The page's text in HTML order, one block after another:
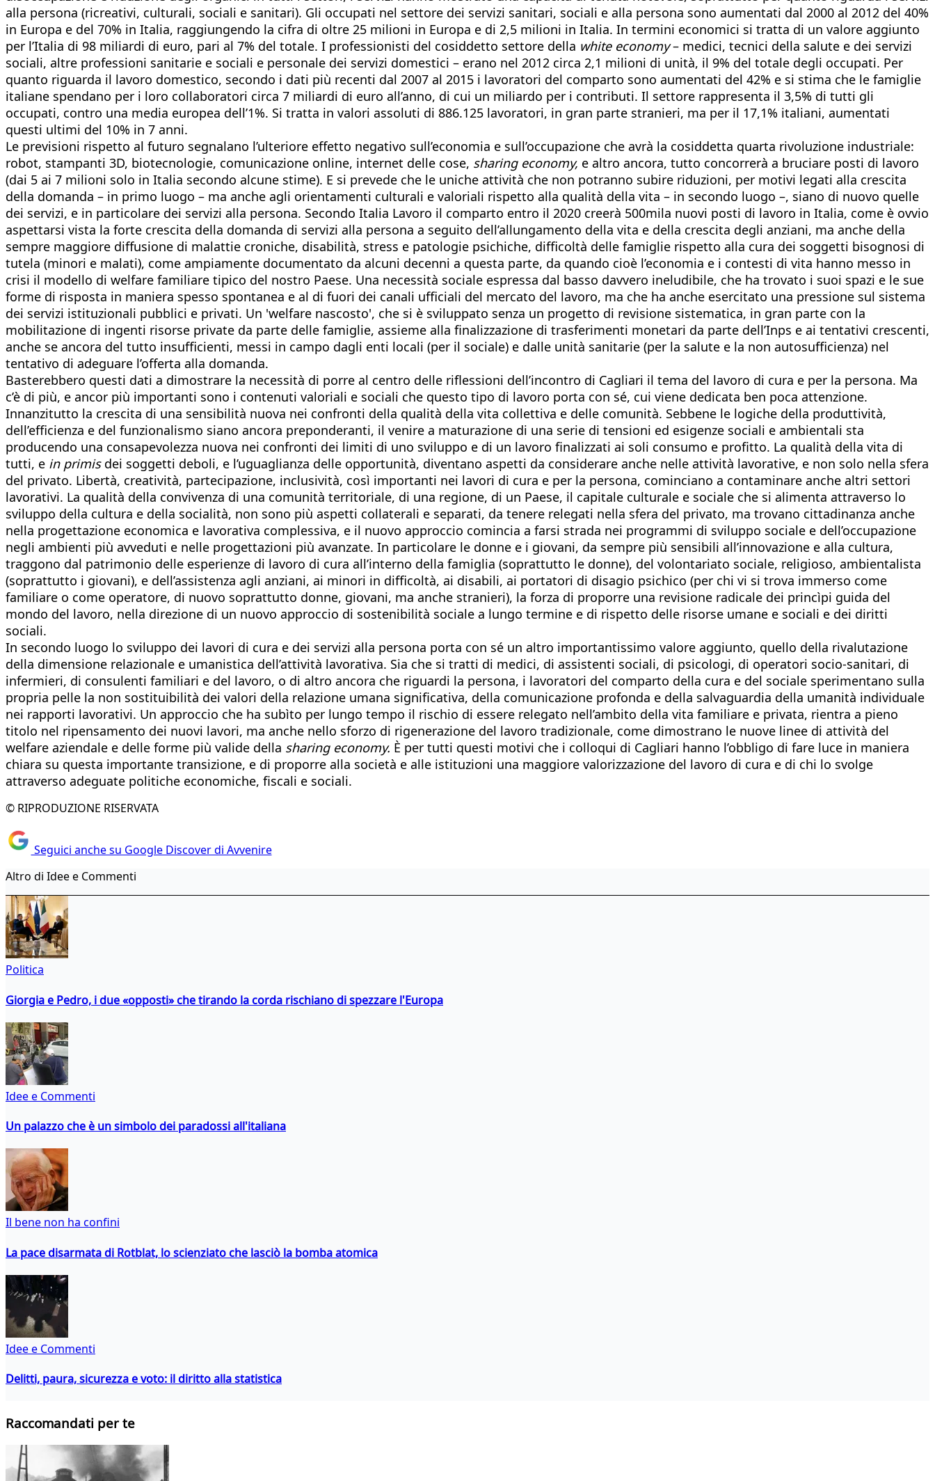
alla persona (ricreativi, culturali, sociali e sanitari). Gli occupati nel settore dei servizi sanitari, sociali e alla persona sono aumentati dal 2000 al 2012 del 40%
in Europa e del 70% in Italia, raggiungendo la cifra di oltre 25 milioni in Europa e di 2,5 milioni in Italia. In termini economici si tratta di un valore aggiunto
per l’Italia di 98 miliardi di euro, pari al 7% del totale. I professionisti del cosiddetto settore della white economy– medici, tecnici della salute e dei servizi
sociali, altre professioni sanitarie e sociali e personale dei servizi domestici – erano nel 2012 circa 2,1 milioni di unità, il 9% del totale degli occupati. Per
quanto riguarda il lavoro domestico, secondo i dati più recenti dal 2007 al 2015 i lavoratori del comparto sono aumentati del 42% e si stima che le famiglie
italiane spendano per i loro collaboratori circa 7 miliardi di euro all’anno, di cui un miliardo per i contributi. Il settore rappresenta il 3,5% di tutti gli
occupati, contro una media europea dell’1%. Si tratta in valori assoluti di 886.125 lavoratori, in gran parte stranieri, ma per il 17,1% italiani, aumentati
questi ultimi del 10% in 7 anni.
Le previsioni rispetto al futuro segnalano l’ulteriore effetto negativo sull’economia e sull’occupazione che avrà la cosiddetta quarta rivoluzione industriale:
robot, stampanti 3D, biotecnologie, comunicazione online, internet delle cose, sharing economy, e altro ancora, tutto concorrerà a bruciare posti di lavoro
(dai 5 ai 7 milioni solo in Italia secondo alcune stime). E si prevede che le uniche attività che non potranno subire riduzioni, per motivi legati alla crescita
della domanda – in primo luogo – ma anche agli orientamenti culturali e valoriali rispetto alla qualità della vita – in secondo luogo –, siano di nuovo quelle
dei servizi, e in particolare dei servizi alla persona. Secondo Italia Lavoro il comparto entro il 2020 creerà 500mila nuovi posti di lavoro in Italia, come è ovvio
aspettarsi vista la forte crescita della domanda di servizi alla persona a seguito dell’allungamento della vita e della crescita degli anziani, ma anche della
sempre maggiore diffusione di malattie croniche, disabilità, stress e patologie psichiche, difficoltà delle famiglie rispetto alla cura dei soggetti bisognosi di
tutela (minori e malati), come ampiamente documentato da alcuni decenni a questa parte, da quando cioè l’economia e i contesti di vita hanno messo in
crisi il modello di welfare familiare tipico del nostro Paese. Una necessità sociale espressa dal basso davvero ineludibile, che ha trovato i suoi spazi e le sue
forme di risposta in maniera spesso spontanea e al di fuori dei canali ufficiali del mercato del lavoro, ma che ha anche esercitato una pressione sul sistema
dei servizi istituzionali pubblici e privati. Un 'welfare nascosto', che si è sviluppato senza un progetto di revisione sistematica, in gran parte con la
mobilitazione di ingenti risorse private da parte delle famiglie, assieme alla finalizzazione di trasferimenti monetari da parte dell’Inps e ai tentativi crescenti,
anche se ancora del tutto insufficienti, messi in campo dagli enti locali (per il sociale) e dalle unità sanitarie (per la salute e la non autosufficienza) nel
tentativo di adeguare l’offerta alla domanda.
Basterebbero questi dati a dimostrare la necessità di porre al centro delle riflessioni dell’incontro di Cagliari il tema del lavoro di cura e per la persona. Ma
c’è di più, e ancor più importanti sono i contenuti valoriali e sociali che questo tipo di lavoro porta con sé, cui viene dedicata ben poca attenzione.
Innanzitutto la crescita di una sensibilità nuova nei confronti della qualità della vita collettiva e delle comunità. Sebbene le logiche della produttività,
dell’efficienza e del funzionalismo siano ancora preponderanti, il venire a maturazione di una serie di tensioni ed esigenze sociali e ambientali sta
producendo una consapevolezza nuova nei confronti dei limiti di uno sviluppo e di un lavoro finalizzati ai soli consumo e profitto. La qualità della vita di
tutti, e in primisdei soggetti deboli, e l’uguaglianza delle opportunità, diventano aspetti da considerare anche nelle attività lavorative, e non solo nella sfera
del privato. Libertà, creatività, partecipazione, inclusività, così importanti nei lavori di cura e per la persona, cominciano a contaminare anche altri settori
lavorativi. La qualità della convivenza di una comunità territoriale, di una regione, di un Paese, il capitale culturale e sociale che si alimenta attraverso lo
sviluppo della cultura e della socialità, non sono più aspetti collaterali e separati, da tenere relegati nella sfera del privato, ma trovano cittadinanza anche
nella progettazione economica e lavorativa complessiva, e il nuovo approccio comincia a farsi strada nei programmi di sviluppo sociale e dell’occupazione
negli ambienti più avveduti e nelle progettazioni più avanzate. In particolare le donne e i giovani, da sempre più sensibili all’innovazione e alla cultura,
traggono dal patrimonio delle esperienze di lavoro di cura all’interno della famiglia (soprattutto le donne), del volontariato sociale, religioso, ambientalista
(soprattutto i giovani), e dell’assistenza agli anziani, ai minori in difficoltà, ai disabili, ai portatori di disagio psichico (per chi vi si trova immerso come
familiare o come operatore, di nuovo soprattutto donne, giovani, ma anche stranieri), la forza di proporre una revisione radicale dei princìpi guida del
mondo del lavoro, nella direzione di un nuovo approccio di sostenibilità sociale a lungo termine e di rispetto delle risorse umane e sociali e dei diritti
sociali.
In secondo luogo lo sviluppo dei lavori di cura e dei servizi alla persona porta con sé un altro importantissimo valore aggiunto, quello della rivalutazione
della dimensione relazionale e umanistica dell’attività lavorativa. Sia che si tratti di medici, di assistenti sociali, di psicologi, di operatori socio-sanitari, di
infermieri, di consulenti familiari e del lavoro, o di altro ancora che riguardi la persona, i lavoratori del comparto della cura e del sociale sperimentano sulla
propria pelle la non sostituibilità dei valori della relazione umana significativa, della comunicazione profonda e della salvaguardia della umanità individuale
nei rapporti lavorativi. Un approccio che ha subìto per lungo tempo il rischio di essere relegato nell’ambito della vita familiare e privata, rientra a pieno
titolo nel ripensamento dei nuovi lavori, ma anche nello sforzo di rigenerazione del lavoro tradizionale, come dimostrano le nuove linee di attività del
welfare aziendale e delle forme più valide della sharing economy. È per tutti questi motivi che i colloqui di Cagliari hanno l’obbligo di fare luce in maniera
chiara su questa importante transizione, e di proporre alla società e alle istituzioni una maggiore valorizzazione del lavoro di cura e di chi lo svolge
attraverso adeguate politiche economiche, fiscali e sociali.
© RIPRODUZIONE RISERVATA
Seguici anche su Google Discover di Avvenire
Altro di Idee e Commenti
Politica
Giorgia e Pedro, i due «opposti» che tirando la corda rischiano di spezzare l'Europa
Idee e Commenti
Un palazzo che è un simbolo dei paradossi all'italiana
Il bene non ha confini
La pace disarmata di Rotblat, lo scienziato che lasciò la bomba atomica
Idee e Commenti
Delitti, paura, sicurezza e voto: il diritto alla statistica
Raccomandati per te